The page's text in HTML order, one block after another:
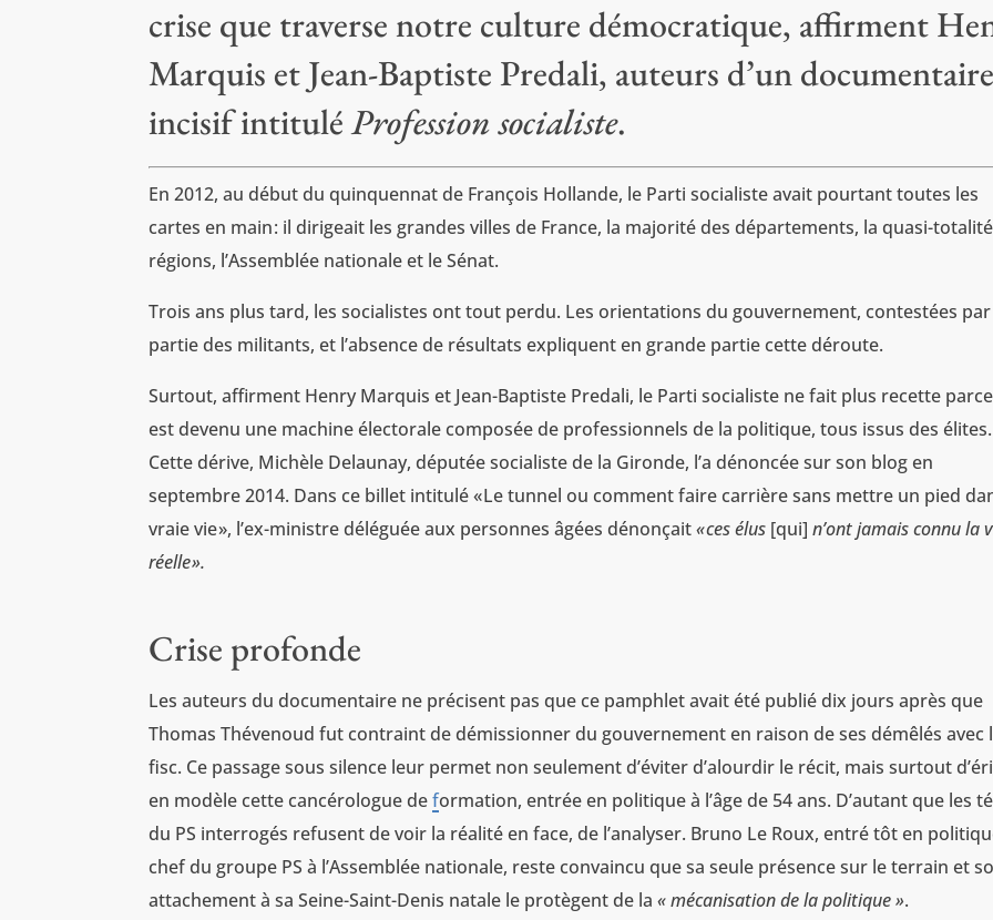
crise que traverse notre culture démocratique, affirment
Marquis et Jean-Baptiste Predali, auteurs d’un documentaire
incisif intituléProfession socialiste.
En 2012, au début du quinquennat de François Hollande, le Parti socialiste avait pourtant toutes les
cartes en main : il dirigeait les grandes villes de France, la majorité des départements, la quasi-
régions, l’Assemblée nationale et le Sénat.
Trois ans plus tard, les socialistes ont tout perdu. Les orientations du gouvernement, contestées
partie des militants, et l’absence de résultats expliquent en grande partie cette déroute.
Surtout, affirment Henry Marquis et Jean-Baptiste Predali, le Parti socialiste ne fait plus recette parce
est devenu une machine électorale composée de professionnels de la politique, tous issus des élites.
Cette dérive, ­Michèle Delaunay, députée socialiste de la Gironde, l’a dénoncée sur son blog en
septembre 2014. Dans ce billet intitulé « Le tunnel ou comment faire carrière sans mettre un pied
vraie vie », l’ex-ministre déléguée aux personnes âgées dénonçait«ces élus [qui]n’ont jamais connu la
réelle».
Crise profonde
Les auteurs du documentaire ne précisent pas que ce pamphlet avait été publié dix jours après que
Thomas Thévenoud fut contraint de démissionner du gouvernement en raison de ses démêlés avec
fisc. Ce passage sous silence leur permet non seulement d’éviter d’alourdir le récit, mais surtout
en modèle cette cancérologue deformation, entrée en politique à l’âge de 54 ans. D’autant que les
du PS interrogés refusent de voir la réalité en face, de l’analyser. Bruno Le Roux, entré tôt en
chef du groupe PS à l’Assemblée nationale, reste convaincu que sa seule présence sur le terrain et
attachement à sa Seine-Saint-Denis natale le protègent de la« mécanisation de la politique ».